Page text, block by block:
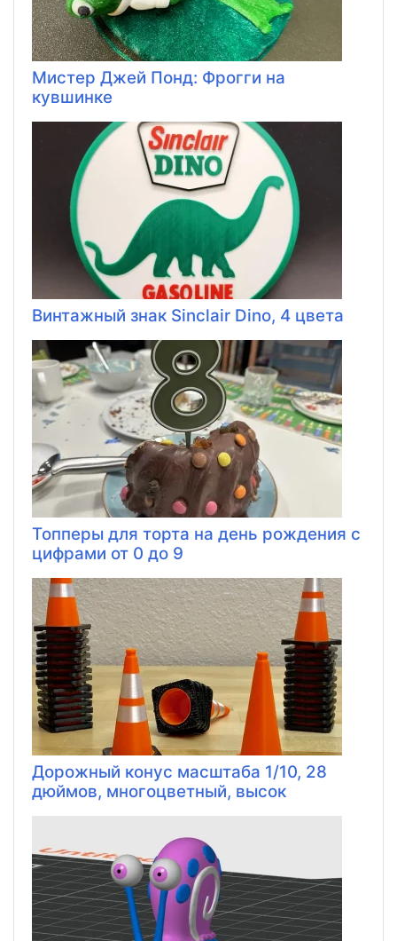
Мистер Джей Понд: Фрогги на
кувшинке
Винтажный знак Sinclair Dino, 4 цвета
Топперы для торта на день рождения с
цифрами от 0 до 9
Дорожный конус масштаба 1/10, 28
дюймов, многоцветный, высок